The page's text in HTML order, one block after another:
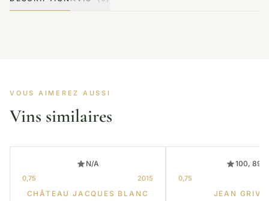
VOUS AIMEREZ AUSSI
Vins similaires
N/A
0,75 2015
CHÂTEAU JACQUES BLANC
100, 89
0,75
JEAN